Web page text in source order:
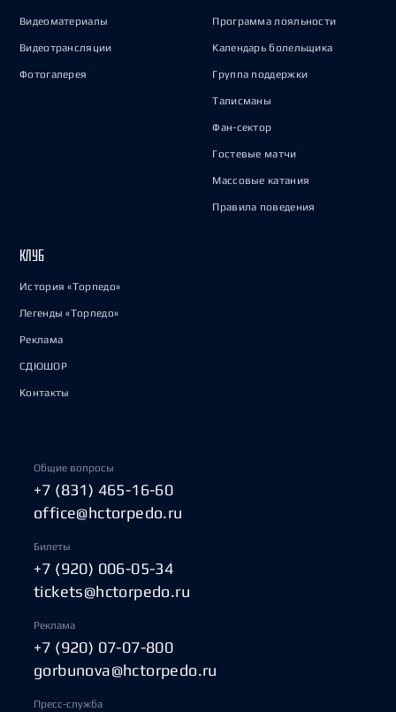
Видеоматериалы
Видеотрансляции
Фотогалерея
Программа лояльности
Календарь болельщика
Группа поддержки
Талисманы
Фан-сектор
Гостевые матчи
Массовые катания
Правила поведения
КЛУБ
История «Торпедо»
Легенды «Торпедо»
Реклама
СДЮШОР
Контакты
Общие вопросы
+7 (831) 465-16-60
office@hctorpedo.ru
Билеты
+7 (920) 006-05-34
tickets@hctorpedo.ru
Реклама
+7 (920) 07-07-800
gorbunova@hctorpedo.ru
Пресс-служба